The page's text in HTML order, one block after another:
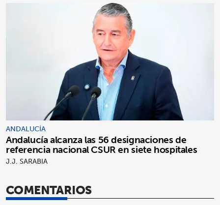
ANDALUCÍA
Andalucía alcanza las 56 designaciones de
referencia nacional CSUR en siete hospitales
J.J. SARABIA
COMENTARIOS